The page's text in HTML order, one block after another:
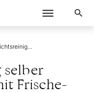
Gesichtsreinigung selber machen: Rezept mit Frische-Boost
selber
Frische-